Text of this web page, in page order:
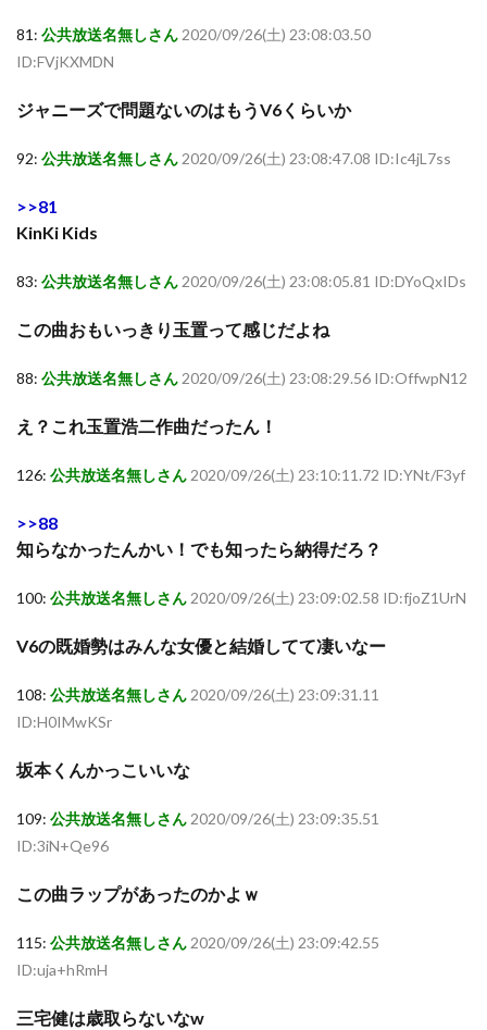
81: 公共放送名無しさん2020/09/26(土) 23:08:03.50
ID:FVjKXMDN
ジャニーズで問題ないのはもうV6くらいか
92: 公共放送名無しさん2020/09/26(土) 23:08:47.08 ID:Ic4jL7ss
>>81
KinKi Kids
83: 公共放送名無しさん2020/09/26(土) 23:08:05.81 ID:DYoQxIDs
この曲おもいっきり玉置って感じだよね
88: 公共放送名無しさん2020/09/26(土) 23:08:29.56 ID:OffwpN12
え？これ玉置浩二作曲だったん！
126: 公共放送名無しさん2020/09/26(土) 23:10:11.72 ID:YNt/F3yf
>>88
知らなかったんかい！でも知ったら納得だろ？
100: 公共放送名無しさん2020/09/26(土) 23:09:02.58 ID:fjoZ1UrN
V6の既婚勢はみんな女優と結婚してて凄いなー
108: 公共放送名無しさん2020/09/26(土) 23:09:31.11
ID:H0IMwKSr
坂本くんかっこいいな
109: 公共放送名無しさん2020/09/26(土) 23:09:35.51
ID:3iN+Qe96
この曲ラップがあったのかよｗ
115: 公共放送名無しさん2020/09/26(土) 23:09:42.55
ID:uja+hRmH
三宅健は歳取らないなw